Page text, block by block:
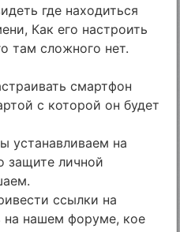
где находиться
Как его настроить
там сложного нет.
смартфон
с которой он будет
устанавливаем на
защите личной
ссылки на
на нашем форуме, кое